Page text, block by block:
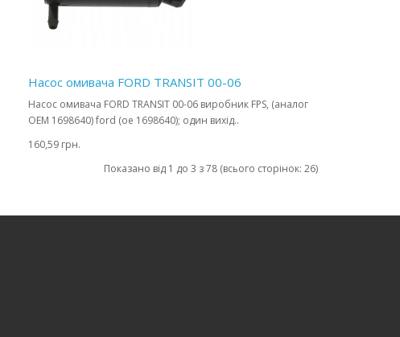
Насос омивача FORD TRANSIT 00-06
Насос омивача FORD TRANSIT 00-06 виробник FPS, (аналог
OEM 1698640) ford (oe 1698640); один вихід..
160,59 грн.
Показано від 1 до 3 з 78 (всього сторінок: 26)